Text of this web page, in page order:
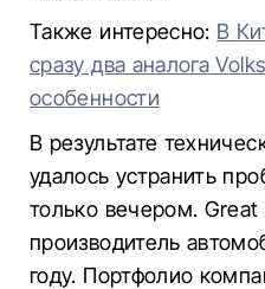
Также интересно: В
сразу два аналога
особенности
В результате
удалось устранить
только вечером. Great
производитель
году. Портфолио